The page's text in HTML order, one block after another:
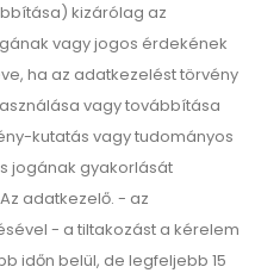
kizárólag az
vagy jogos érdekének
ha az adatkezelést törvény
vagy továbbítása
kutatás vagy tudományos
jogának gyakorlását
adatkezelő. - az
- a tiltakozást a kérelem
időn belül, de legfeljebb 15